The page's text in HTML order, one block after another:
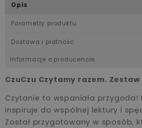
Opis
Parametry produktu
Dostawa i płatność
Informacje o producencie
CzuCzu Czytamy razem.
Czytanie to wspaniała przygoda!
inspiruje do wspólnej lektury i
Został przygotowany w sposób,